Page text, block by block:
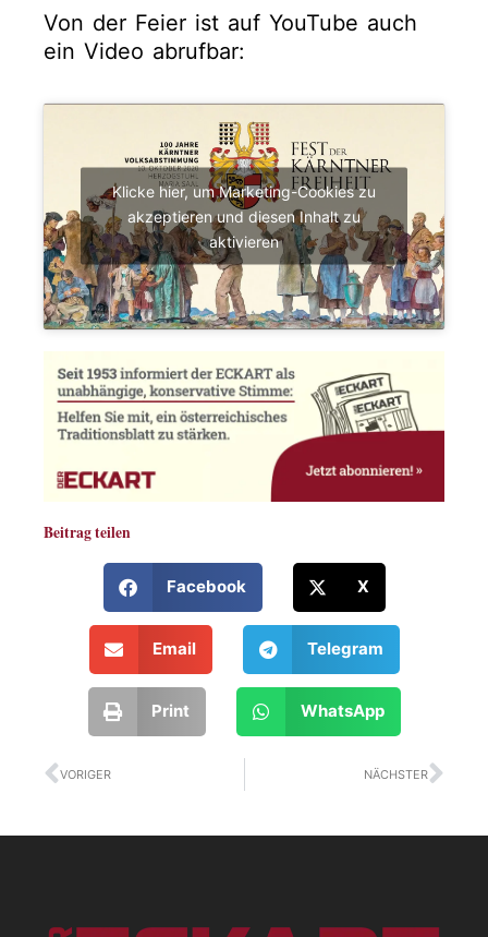
Von der Feier ist auf YouTube auch
ein Video abrufbar:
Klicke hier, um Marketing-Cookies zu
akzeptieren und diesen Inhalt zu
aktivieren
Beitrag teilen
Facebook X
Email Telegram
Print WhatsApp
Zurück
VORIGER NÄCHSTER